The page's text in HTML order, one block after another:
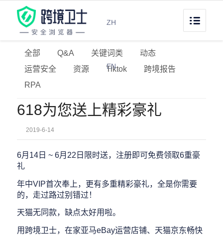
ZH
EN
全部 Q&A 关键词类
动态
运营安全
资源 Tiktok
跨境报告
RPA
618为您送上精彩豪礼
2019-6-14
6月14日 ~ 6月22日限时送，注册即可免费领取6重豪
礼
年中VIP首次奉上，更有多重精彩豪礼，全是你需要
的，走过路过别错过！
天猫无同款，缺点太好用啦。
用跨境卫士，在家亚马eBay运营店铺、天猫京东畅快